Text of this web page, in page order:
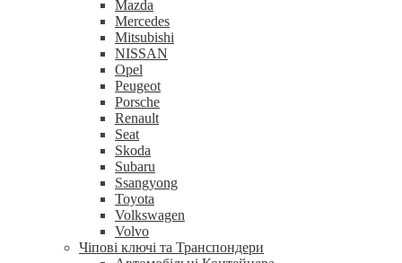
Mazda
Mercedes
Mitsubishi
NISSAN
Opel
Peugeot
Porsche
Renault
Seat
Skoda
Subaru
Ssangyong
Toyota
Volkswagen
Volvo
Чіпові ключі та Транспондери